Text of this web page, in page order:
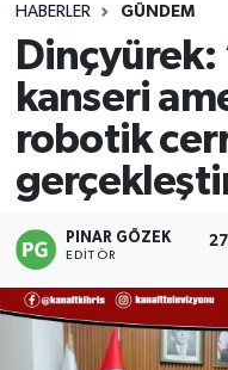
HABERLER GÜNDEM
Dinçyürek:
kanseri
robotik
PINAR GÖZEK
EDITÖR